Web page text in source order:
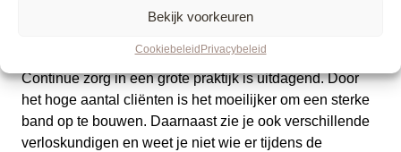
Bekijk voorkeuren
Cookiebeleid Privacybeleid
worden geleverd door een klein team van
verloskundigen, waarbij zij elkaar ondersteunen.
Continue zorg in een grote praktijk is uitdagend. Door
het hoge aantal cliënten is het moeilijker om een sterke
band op te bouwen. Daarnaast zie je ook verschillende
verloskundigen en weet je niet wie er tijdens de